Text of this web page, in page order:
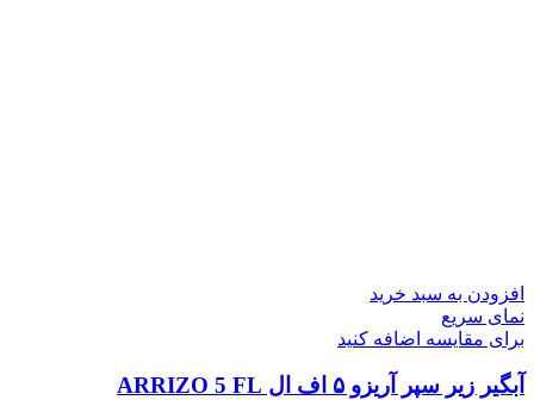
افزودن به سبد خرید
نمای سریع
برای مقایسه اضافه کنید
آبگیر زیر سپر آریزو ۵ اف ال ARRIZO 5 FL